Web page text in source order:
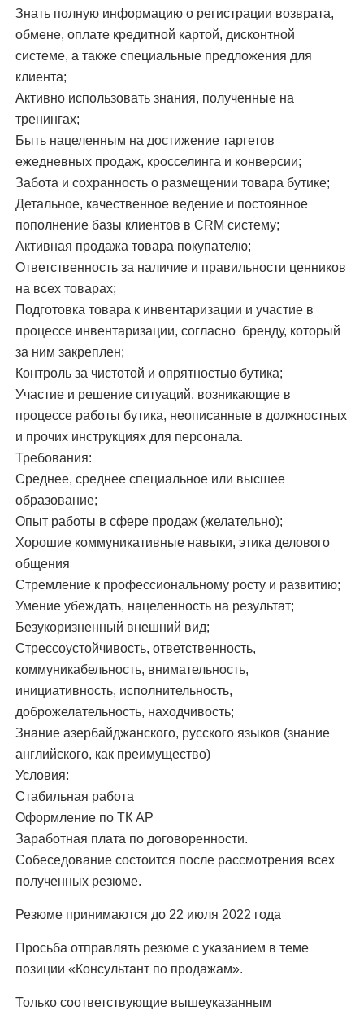
Знать полную информацию о регистрации возврата,
обмене, оплате кредитной картой, дисконтной
системе, а также специальные предложения для
клиента;
Активно использовать знания, полученные на
тренингах;
Быть нацеленным на достижение таргетов
ежедневных продаж, кросселинга и конверсии;
Забота и сохранность о размещении товара бутике;
Детальное, качественное ведение и постоянное
пополнение базы клиентов в CRM систему;
Активная продажа товара покупателю;
Ответственность за наличие и правильности ценников
на всех товарах;
Подготовка товара к инвентаризации и участие в
процессе инвентаризации, согласно бренду, который
за ним закреплен;
Контроль за чистотой и опрятностью бутика;
Участие и решение ситуаций, возникающие в
процессе работы бутика, неописанные в должностных
и прочих инструкциях для персонала.
Требования:
Среднее, среднее специальное или высшее
образование;
Опыт работы в сфере продаж (желательно);
Хорошие коммуникативные навыки, этика делового
общения
Стремление к профессиональному росту и развитию;
Умение убеждать, нацеленность на результат;
Безукоризненный внешний вид;
Стрессоустойчивость, ответственность,
коммуникабельность, внимательность,
инициативность, исполнительность,
доброжелательность, находчивость;
Знание азербайджанского, русского языков (знание
английского, как преимущество)
Условия:
Стабильная работа
Оформление по ТК АР
Заработная плата по договоренности.
Собеседование состоится после рассмотрения всех
полученных резюме.
Резюме принимаются до 22 июля 2022 года
Просьба отправлять резюме с указанием в теме
позиции «Консультант по продажам».
Только соответствующие вышеуказанным